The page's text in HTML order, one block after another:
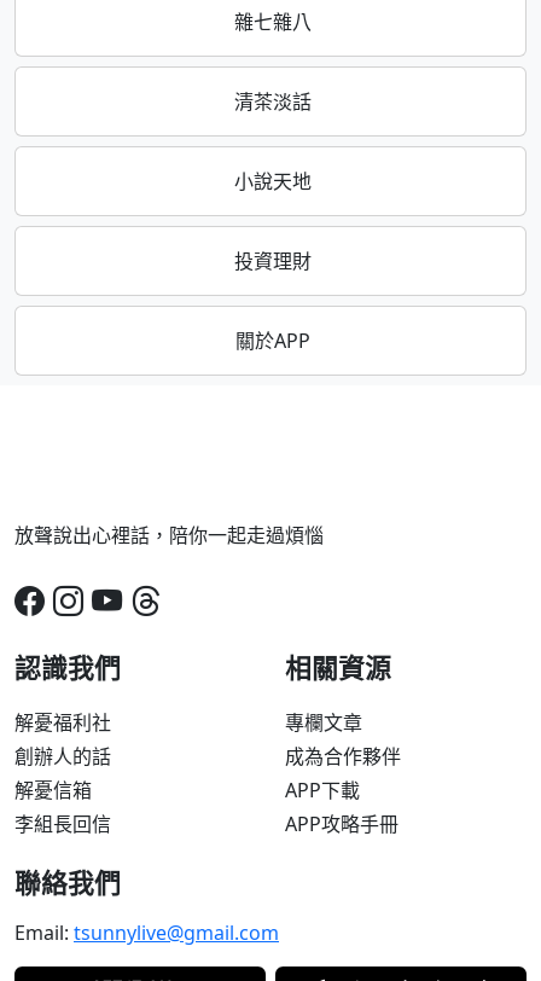
雜七雜八
清茶淡話
小說天地
投資理財
關於APP
放聲說出心裡話，陪你一起走過煩惱
認識我們
解憂福利社
創辦人的話
解憂信箱
李組長回信
相關資源
專欄文章
成為合作夥伴
APP下載
APP攻略手冊
聯絡我們
Email: tsunnylive@gmail.com